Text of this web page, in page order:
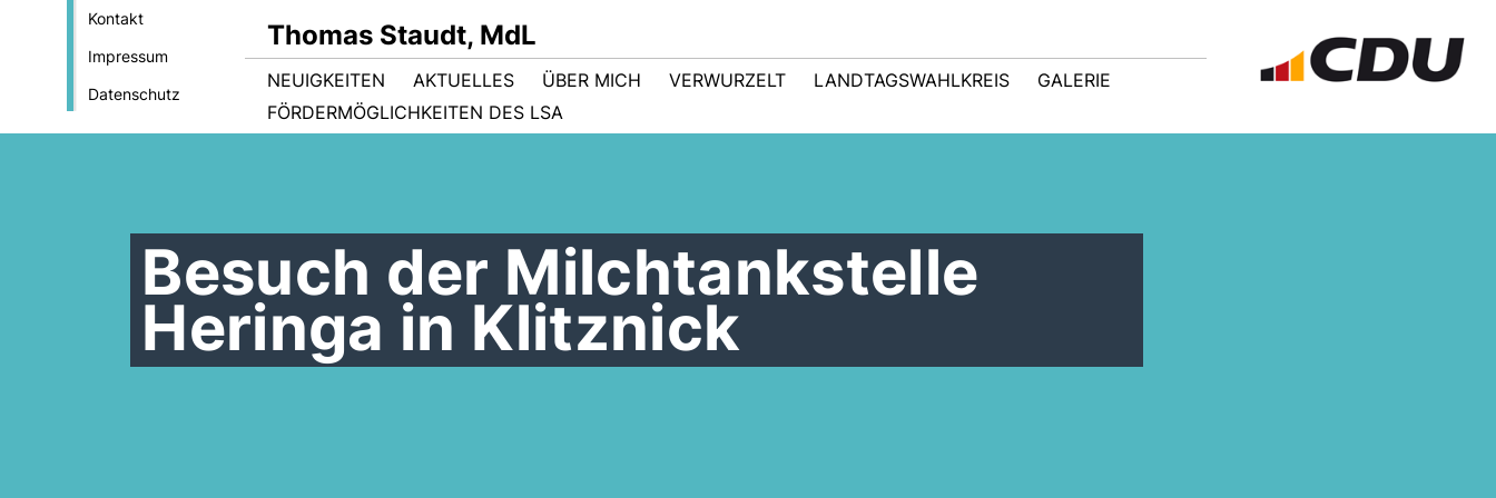
Kontakt
Impressum
Datenschutz
Thomas Staudt, MdL
NEUIGKEITEN AKTUELLES ÜBER MICH VERWURZELT LANDTAGSWAHLKREIS
GALERIE
FÖRDERMÖGLICHKEITEN DES LSA
Besuch der Milchtankstelle
Heringa in Klitznick